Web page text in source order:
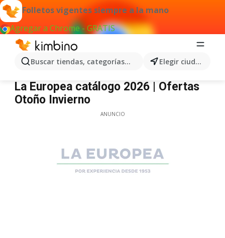
Folletos vigentes siempre a la mano
Agregar a Chrome - GRATIS
Buscar tiendas, categorías, productos... Elegir ciudad
La Europea
La Europea catálogo 2026 | Ofertas
Otoño Invierno
ANUNCIO